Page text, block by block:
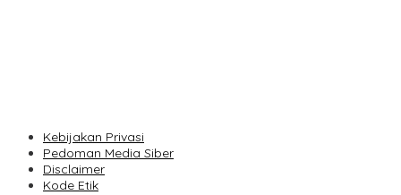
Kebijakan Privasi
Pedoman Media Siber
Disclaimer
Kode Etik